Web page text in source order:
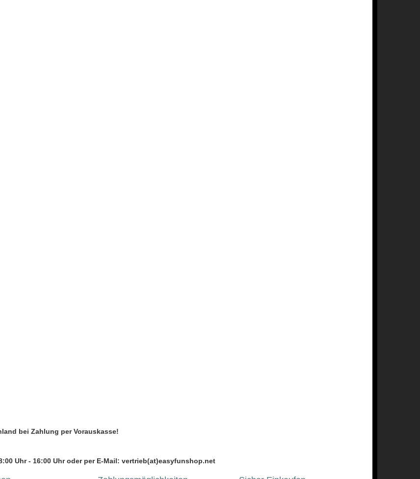
bei Zahlung per Vorauskasse!
Uhr - 16:00 Uhr oder per E-Mail: vertrieb(at)easyfunshop.net